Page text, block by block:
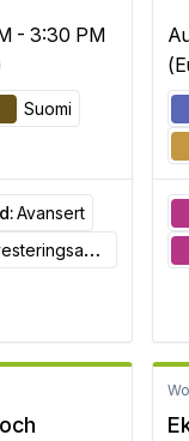
- 3:30 PM
Suomi
Avansert